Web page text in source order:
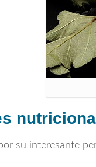
por su interesante